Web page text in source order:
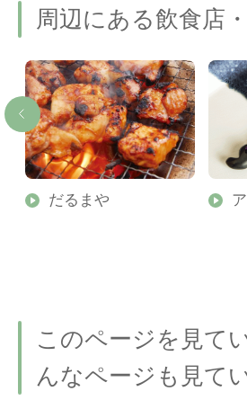
周辺にある飲食店
だるまや
このページを見て
んなページも見て